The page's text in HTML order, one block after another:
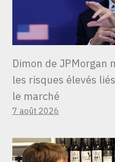
Dimon de JPMorgan
les risques élevés
le marché
7 août 2026